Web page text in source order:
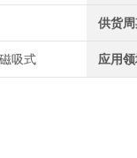
供货
吸式 应用